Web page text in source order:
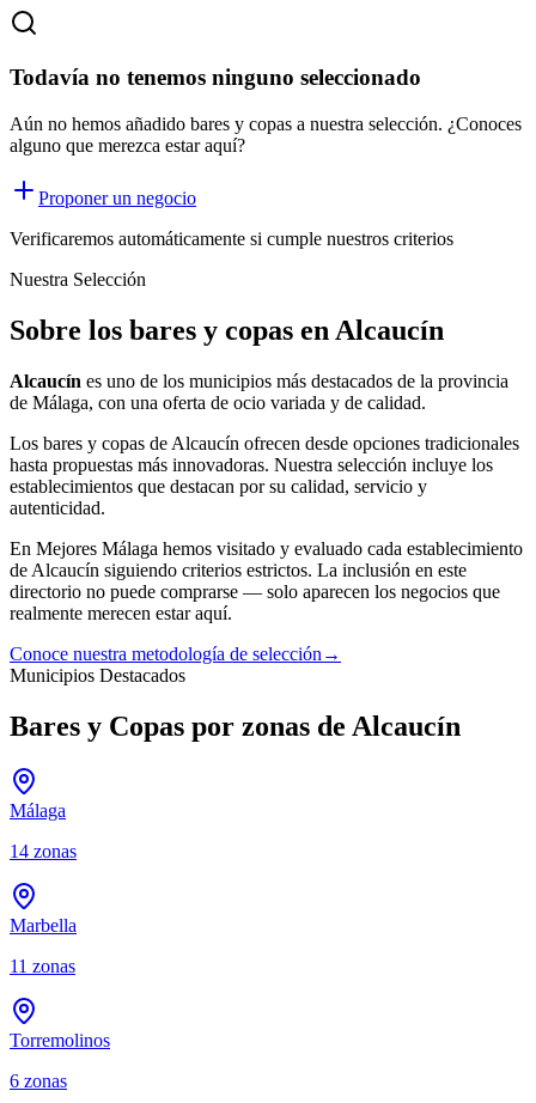
Todavía no tenemos ninguno seleccionado
Aún no hemos añadido bares y copas a nuestra selección. ¿Conoces
alguno que merezca estar aquí?
Proponer un negocio
Verificaremos automáticamente si cumple nuestros criterios
Nuestra Selección
Sobre los bares y copas en Alcaucín
Alcaucín es uno de los municipios más destacados de la provincia
de Málaga, con una oferta de ocio variada y de calidad.
Los bares y copas de Alcaucín ofrecen desde opciones tradicionales
hasta propuestas más innovadoras. Nuestra selección incluye los
establecimientos que destacan por su calidad, servicio y
autenticidad.
En Mejores Málaga hemos visitado y evaluado cada establecimiento
de Alcaucín siguiendo criterios estrictos. La inclusión en este
directorio no puede comprarse — solo aparecen los negocios que
realmente merecen estar aquí.
Conoce nuestra metodología de selección →
Municipios Destacados
Bares y Copas por zonas de Alcaucín
Málaga
14 zonas
Marbella
11 zonas
Torremolinos
6 zonas